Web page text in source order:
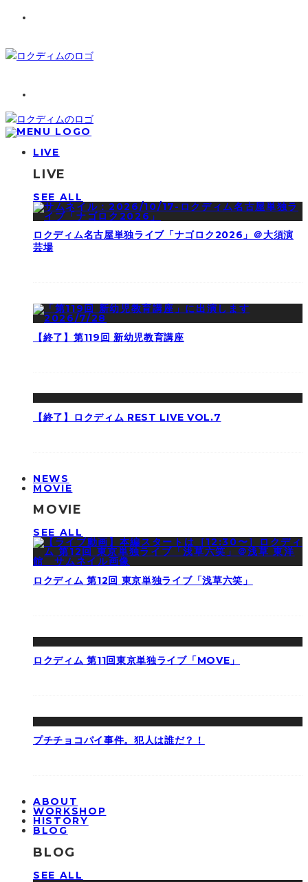
LIVE
LIVE
SEE ALL
ロクディム名古屋単独ライブ「ナゴロク2026」＠大須演
芸場
【終了】第119回 新幼児教育講座
【終了】ロクディム REST LIVE VOL.7
NEWS
MOVIE
MOVIE
SEE ALL
ロクディム 第12回 東京単独ライブ「浅草六笑」
ロクディム 第11回東京単独ライブ「MOVE」
プチチョコパイ事件。犯人は誰だ？！
ABOUT
WORKSHOP
HISTORY
BLOG
BLOG
SEE ALL